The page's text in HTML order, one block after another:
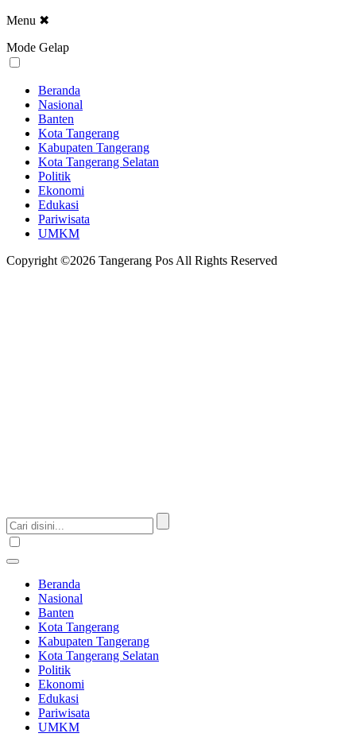
Menu ✖
Mode Gelap
Beranda
Nasional
Banten
Kota Tangerang
Kabupaten Tangerang
Kota Tangerang Selatan
Politik
Ekonomi
Edukasi
Pariwisata
UMKM
Copyright ©2026 Tangerang Pos All Rights Reserved
Beranda
Nasional
Banten
Kota Tangerang
Kabupaten Tangerang
Kota Tangerang Selatan
Politik
Ekonomi
Edukasi
Pariwisata
UMKM